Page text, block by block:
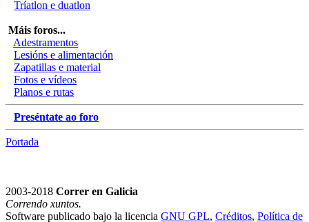
Tríatlon e duatlon
Máis foros...
Adestramentos
Lesións e alimentación
Zapatillas e material
Fotos e vídeos
Planos e rutas
Preséntate ao foro
Portada
2003-2018 Correr en Galicia
Correndo xuntos.
Software publicado bajo la licencia GNU GPL, Créditos, Política de